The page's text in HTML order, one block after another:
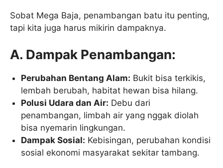
Sobat Mega Baja, penambangan batu itu penting,
tapi kita juga harus mikirin dampaknya.
A. Dampak Penambangan:
Perubahan Bentang Alam: Bukit bisa terkikis,
lembah berubah, habitat hewan bisa hilang.
Polusi Udara dan Air: Debu dari
penambangan, limbah air yang nggak diolah
bisa nyemarin lingkungan.
Dampak Sosial: Kebisingan, perubahan kondisi
sosial ekonomi masyarakat sekitar tambang.